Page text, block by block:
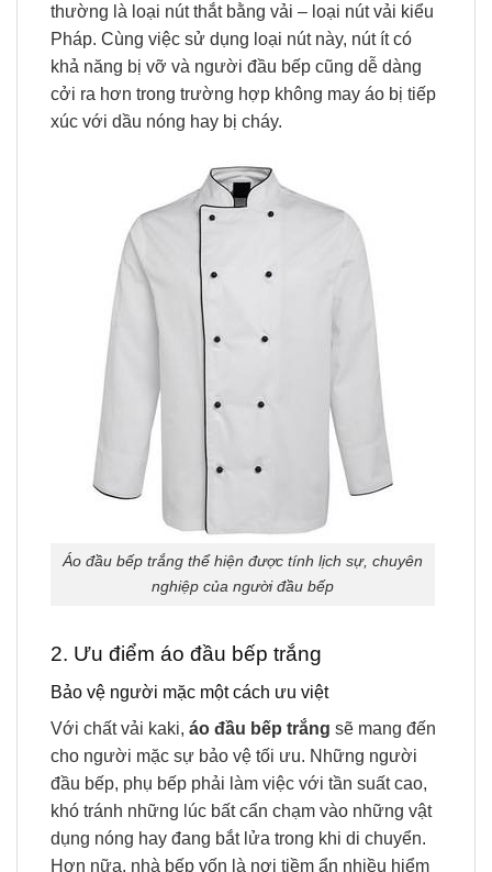
thường là loại nút thắt bằng vải – loại nút vải kiểu
Pháp. Cùng việc sử dụng loại nút này, nút ít có
khả năng bị vỡ và người đầu bếp cũng dễ dàng
cởi ra hơn trong trường hợp không may áo bị tiếp
xúc với dầu nóng hay bị cháy.
Áo đầu bếp trắng thể hiện được tính lịch sự, chuyên
nghiệp của người đầu bếp
2. Ưu điểm áo đầu bếp trắng
Bảo vệ người mặc một cách ưu việt
Với chất vải kaki, áo đầu bếp trắng sẽ mang đến
cho người mặc sự bảo vệ tối ưu. Những người
đầu bếp, phụ bếp phải làm việc với tần suất cao,
khó tránh những lúc bất cẩn chạm vào những vật
dụng nóng hay đang bắt lửa trong khi di chuyển.
Hơn nữa, nhà bếp vốn là nơi tiềm ẩn nhiều hiểm